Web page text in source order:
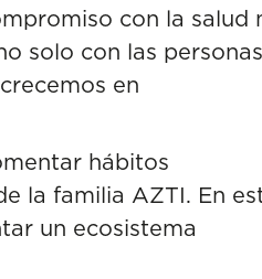
con la salud
solo con las personas
en
hábitos
la familia AZTI. En
un ecosistema